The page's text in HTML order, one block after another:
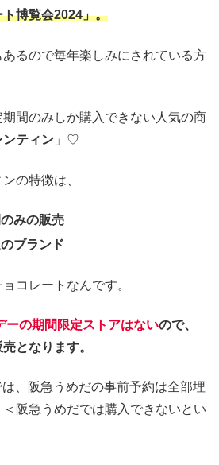
博覧会2024」。
るので毎年楽しみにされている方
間のみしか購入できない人気の商
ンティン 」♡
の特徴は、
みの販売
ブランド
コレートなんです。
ーの期間限定ストアはないので、
となります。
、阪急うめだの事前予約は全部埋
阪急うめだでは購入できないとい